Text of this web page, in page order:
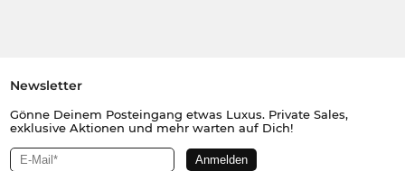
Newsletter
Gönne Deinem Posteingang etwas Luxus. Private Sales,
exklusive Aktionen und mehr warten auf Dich!